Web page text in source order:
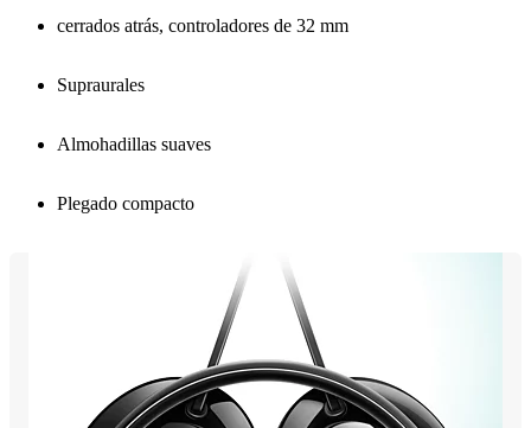
cerrados atrás, controladores de 32 mm
Supraurales
Almohadillas suaves
Plegado compacto